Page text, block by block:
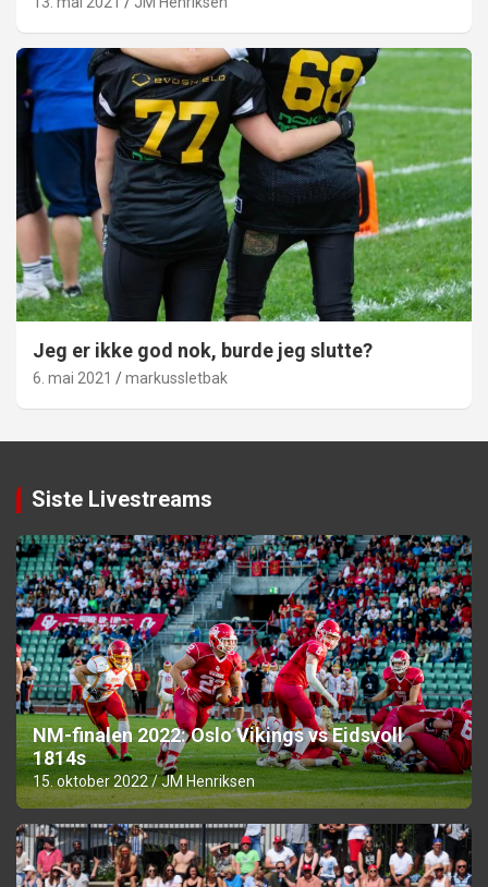
Jeg er ikke god nok, burde jeg slutte?
6. mai 2021 markussletbak
Siste Livestreams
NM-finalen 2022: Oslo Vikings vs Eidsvoll
1814s
15. oktober 2022 JM Henriksen